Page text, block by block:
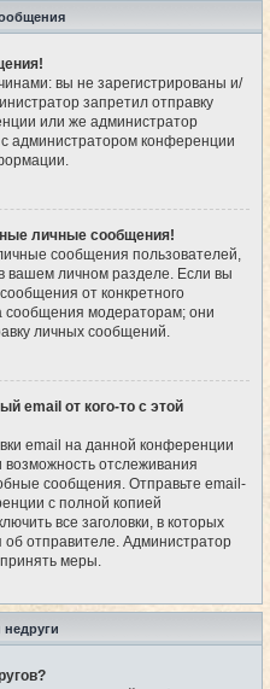
вы не зарегистрированы и/
запретил отправку
или же администратор
администратором конференции
личные сообщения!
сообщения пользователей,
вашем личном разделе. Если вы
от конкретного
сообщения модераторам; они
личных сообщений.
email от кого-то с этой
email на данной конференции
отслеживания
сообщения. Отправьте email-
с полной копией
все заголовки, в которых
отправителе. Администратор
меры.
недруги